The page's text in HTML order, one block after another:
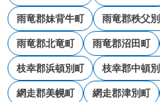
雨竜郡妹背牛町 雨竜郡秩父
雨竜郡北竜町 雨竜郡沼田町
枝幸郡浜頓別町 枝幸郡中頓
網走郡美幌町 網走郡津別町